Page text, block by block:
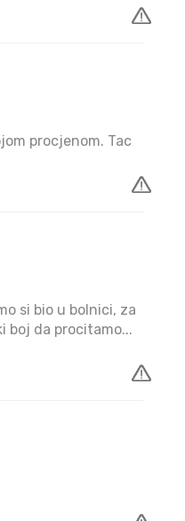
procjenom. Tac
si bio u bolnici, za
boj da procitamo...